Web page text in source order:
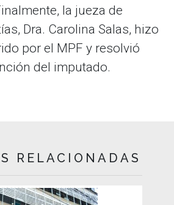
la jueza de
Dra. Carolina Salas, hizo
por el MPF y resolvió
del imputado.
RELACIONADAS